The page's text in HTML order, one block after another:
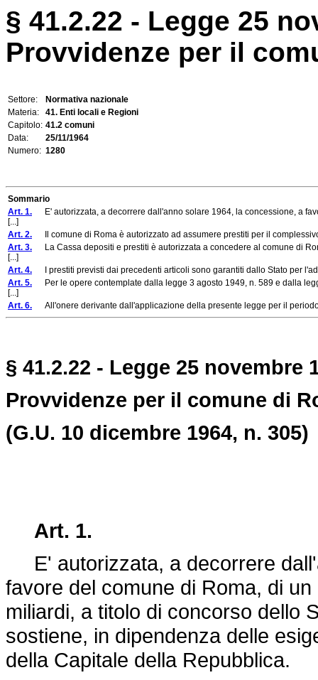
§ 41.2.22 - Legge 25
Provvidenze per il
Settore:
Normativa nazionale
Materia:
41. Enti locali e Regioni
Capitolo: 41.2 comuni
Data:
25/11/1964
Numero: 1280
Sommario
Art. 1. E' autorizzata, a decorrere dall'anno solare 1964, la concessione, a
[...]
Art. 2. Il comune di Roma è autorizzato ad assumere prestiti per il
Art. 3. La Cassa depositi e prestiti è autorizzata a concedere al comune di
[...]
Art. 4. I prestiti previsti dai precedenti articoli sono garantiti dallo Stato per
Art. 5. Per le opere contemplate dalla legge 3 agosto 1949, n. 589 e dalla
[...]
Art. 6. All'onere derivante dall'applicazione della presente legge per il
§ 41.2.22 - Legge 25 novembre
Provvidenze per il comune di
(G.U. 10 dicembre 1964, n. 305)
Art. 1.
E' autorizzata, a decorrere
favore del comune di Roma, di
miliardi, a titolo di concorso dello
sostiene, in dipendenza delle
della Capitale della Repubblica.